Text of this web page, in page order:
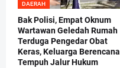
DAERAH
Bak Polisi, Empat Oknum
Wartawan Geledah Rumah
Terduga Pengedar Obat
Keras, Keluarga Berencana
Tempuh Jalur Hukum